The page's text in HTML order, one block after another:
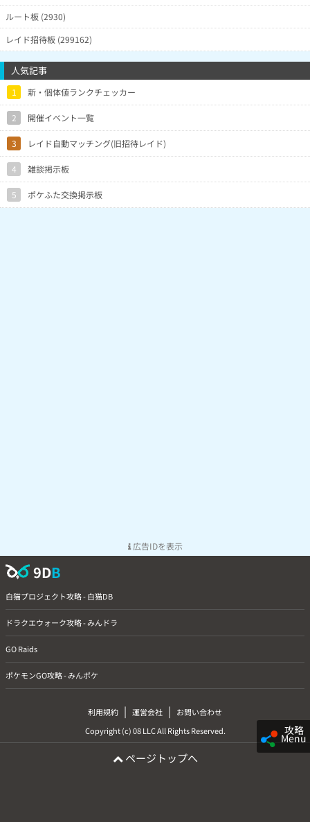
攻略
Menu
ルート板 (2930)
レイド招待板 (299162)
人気記事
1 新・個体値ランクチェッカー
2 開催イベント一覧
3 レイド自動マッチング(旧招待レイド)
4 雑談掲示板
5 ポケふた交換掲示板
広告IDを表示
9DB
白猫プロジェクト攻略 - 白猫DB
ドラクエウォーク攻略 - みんドラ
GO Raids
ポケモンGO攻略 - みんポケ
利用規約 | 運営会社 |
お問い合わせ
Copyright (c) 08 LLC All Rights Reserved.
ページトップへ